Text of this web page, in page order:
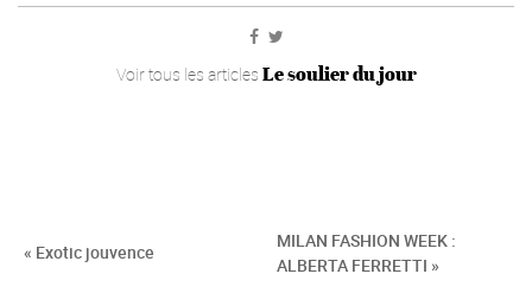
Voir tous les articles Le soulier du jour
« Exotic jouvence
MILAN FASHION WEEK :
ALBERTA FERRETTI »